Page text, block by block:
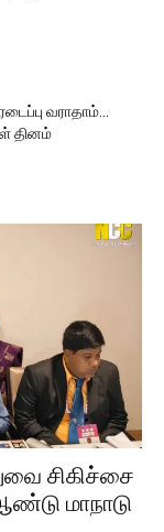
வராதாம்…
தினம்
சிகிச்சை
மாநாடு